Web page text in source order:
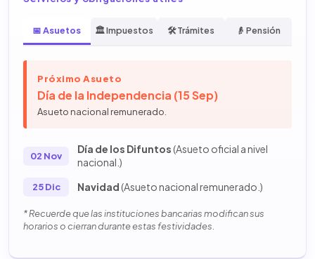
📅 Asuetos 🏛️ Impuestos 🛠️ Trámites 👴 Pensión
Próximo Asueto
Día de la Independencia (15 Sep)
Asueto nacional remunerado.
02 Nov
Día de los Difuntos(Asueto oficial a nivel
nacional.)
25 Dic Navidad(Asueto nacional remunerado.)
* Recuerde que las instituciones bancarias modifican sus
horarios o cierran durante estas festividades.